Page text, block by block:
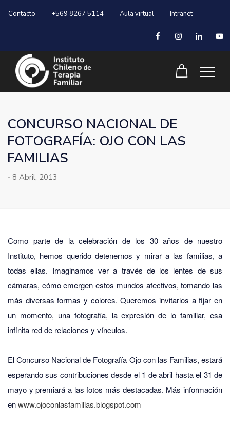
Contacto +569 8267 5114 Aula virtual Intranet
CONCURSO NACIONAL DE
FOTOGRAFÍA: OJO CON LAS
FAMILIAS
- 8 Abril, 2013
Como parte de la celebración de los 30 años de nuestro
Instituto, hemos querido detenernos y mirar a las familias, a
todas ellas. Imaginamos ver a través de los lentes de sus
cámaras, cómo emergen estos mundos afectivos, tomando las
más diversas formas y colores. Queremos invitarlos a fijar en
un momento, una fotografía, la expresión de lo familiar, esa
infinita red de relaciones y vínculos.
El Concurso Nacional de Fotografía Ojo con las Familias, estará
esperando sus contribuciones desde el 1 de abril hasta el 31 de
mayo y premiará a las fotos más destacadas. Más información
enwww.ojoconlasfamilias.blogspot.com